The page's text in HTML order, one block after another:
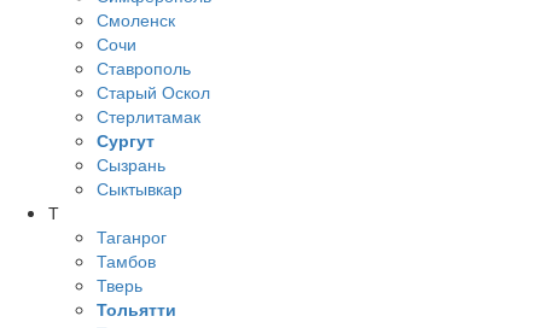
Смоленск
Сочи
Ставрополь
Старый Оскол
Стерлитамак
Сургут
Сызрань
Сыктывкар
Т
Таганрог
Тамбов
Тверь
Тольятти